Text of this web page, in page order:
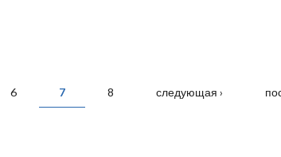
6 7 8 следующая ›